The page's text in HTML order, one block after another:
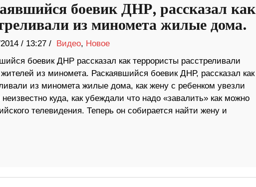
боевик ДНР, рассказал как
из миномета жилые дома.
/ 13:27 / Видео, Новое
боевик ДНР рассказал как террористы расстреливали
из миномета. Раскаявшийся боевик ДНР, рассказал как
из миномета жилые дома, как жену с ребенком увезли
неизвестно куда, как убеждали что надо «завалить» как можно
телевидения. Теперь он собирается найти жену и